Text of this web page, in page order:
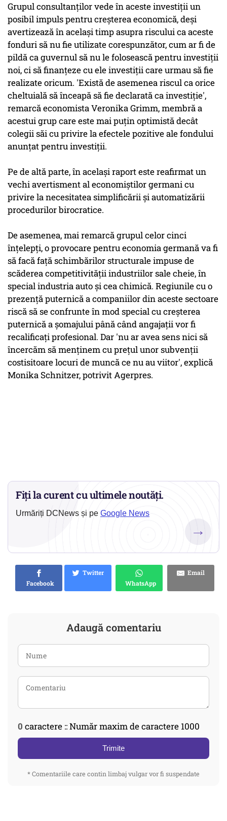
Grupul consultanților vede în aceste investiții un
posibil impuls pentru creșterea economică, deși
avertizează în același timp asupra riscului ca aceste
fonduri să nu fie utilizate corespunzător, cum ar fi de
pildă ca guvernul să nu le folosească pentru investiții
noi, ci să finanțeze cu ele investiții care urmau să fie
realizate oricum. 'Există de asemenea riscul ca orice
cheltuială să înceapă să fie declarată ca investiție',
remarcă economista Veronika Grimm, membră a
acestui grup care este mai puțin optimistă decât
colegii săi cu privire la efectele pozitive ale fondului
anunțat pentru investiții.
Pe de altă parte, în același raport este reafirmat un
vechi avertisment al economiștilor germani cu
privire la necesitatea simplificării și automatizării
procedurilor birocratice.
De asemenea, mai remarcă grupul celor cinci
înțelepți, o provocare pentru economia germană va fi
să facă față schimbărilor structurale impuse de
scăderea competitivității industriilor sale cheie, în
special industria auto și cea chimică. Regiunile cu o
prezență puternică a companiilor din aceste sectoare
riscă să se confrunte în mod special cu creșterea
puternică a șomajului până când angajații vor fi
recalificați profesional. Dar 'nu ar avea sens nici să
încercăm să menținem cu prețul unor subvenții
costisitoare locuri de muncă ce nu au viitor', explică
Monika Schnitzer, potrivit Agerpres.
Fiți la curent cu ultimele noutăți.
Urmăriți DCNews și pe Google News
→
Facebook
Twitter
WhatsApp
Email
Adaugă comentariu
0 caractere :: Număr maxim de caractere 1000
Trimite
* Comentariile care contin limbaj vulgar vor fi suspendate